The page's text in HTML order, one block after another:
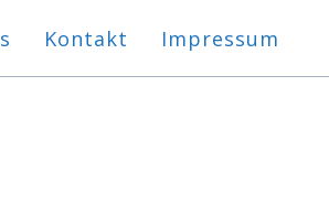
Kontakt Impressum